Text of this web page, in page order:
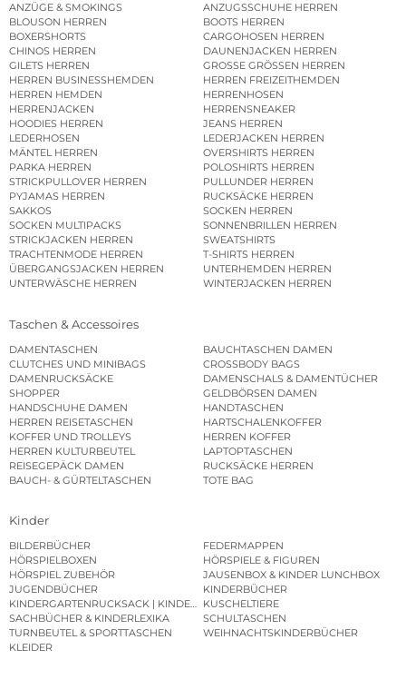
ANZÜGE & SMOKINGS
ANZUGSSCHUHE HERREN
BLOUSON HERREN
BOOTS HERREN
BOXERSHORTS
CARGOHOSEN HERREN
CHINOS HERREN
DAUNENJACKEN HERREN
GILETS HERREN
GROSSE GRÖSSEN HERREN
HERREN BUSINESSHEMDEN
HERREN FREIZEITHEMDEN
HERREN HEMDEN
HERRENHOSEN
HERRENJACKEN
HERRENSNEAKER
HOODIES HERREN
JEANS HERREN
LEDERHOSEN
LEDERJACKEN HERREN
MÄNTEL HERREN
OVERSHIRTS HERREN
PARKA HERREN
POLOSHIRTS HERREN
STRICKPULLOVER HERREN
PULLUNDER HERREN
PYJAMAS HERREN
RUCKSÄCKE HERREN
SAKKOS
SOCKEN HERREN
SOCKEN MULTIPACKS
SONNENBRILLEN HERREN
STRICKJACKEN HERREN
SWEATSHIRTS
TRACHTENMODE HERREN
T-SHIRTS HERREN
ÜBERGANGSJACKEN HERREN
UNTERHEMDEN HERREN
UNTERWÄSCHE HERREN
WINTERJACKEN HERREN
Taschen & Accessoires
DAMENTASCHEN
BAUCHTASCHEN DAMEN
CLUTCHES UND MINIBAGS
CROSSBODY BAGS
DAMENRUCKSÄCKE
DAMENSCHALS & DAMENTÜCHER
SHOPPER
GELDBÖRSEN DAMEN
HANDSCHUHE DAMEN
HANDTASCHEN
HERREN REISETASCHEN
HARTSCHALENKOFFER
KOFFER UND TROLLEYS
HERREN KOFFER
HERREN KULTURBEUTEL
LAPTOPTASCHEN
REISEGEPÄCK DAMEN
RUCKSÄCKE HERREN
BAUCH- & GÜRTELTASCHEN
TOTE BAG
Kinder
BILDERBÜCHER
FEDERMAPPEN
HÖRSPIELBOXEN
HÖRSPIELE & FIGUREN
HÖRSPIEL ZUBEHÖR
JAUSENBOX & KINDER LUNCHBOX
JUGENDBÜCHER
KINDERBÜCHER
KINDERGARTENRUCKSACK | KINDERGARTENBEUTEL
KUSCHELTIERE
SACHBÜCHER & KINDERLEXIKA
SCHULTASCHEN
TURNBEUTEL & SPORTTASCHEN
WEIHNACHTSKINDERBÜCHER
KLEIDER